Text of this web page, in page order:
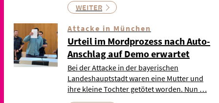
WEITER
Attacke in München
Urteil im Mordprozess nach Auto-
Anschlag auf Demo erwartet
Bei der Attacke in der bayerischen
Landeshauptstadt waren eine Mutter und
ihre kleine Tochter getötet worden. Nun …